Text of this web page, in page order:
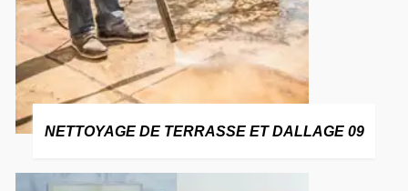
NETTOYAGE DE TERRASSE ET DALLAGE 09